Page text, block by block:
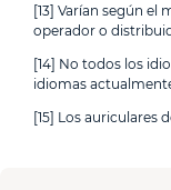
[13] Varían según
operador o
[14] No todos los
idiomas
[15] Los auriculares